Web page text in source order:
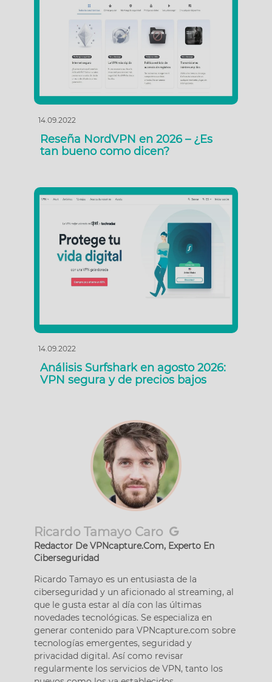
14.09.2022
Reseña NordVPN en 2026 – ¿Es
tan bueno como dicen?
14.09.2022
Análisis Surfshark en agosto 2026:
VPN segura y de precios bajos
Ricardo Tamayo Caro
Redactor De VPNcapture.Com, Experto En
Ciberseguridad
Ricardo Tamayo es un entusiasta de la
ciberseguridad y un aficionado al streaming, al
que le gusta estar al día con las últimas
novedades tecnológicas. Se especializa en
generar contenido para VPNcapture.com sobre
tecnologías emergentes, seguridad y
privacidad digital. Así como revisar
regularmente los servicios de VPN, tanto los